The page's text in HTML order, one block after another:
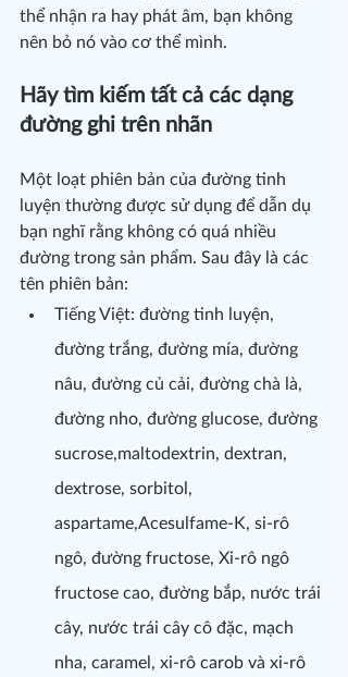
thể nhận ra hay phát âm, bạn không
nên bỏ nó vào cơ thể mình.
Hãy tìm kiếm tất cả các dạng
đường ghi trên nhãn
Một loạt phiên bản của đường tinh
luyện thường được sử dụng để dẫn dụ
bạn nghĩ rằng không có quá nhiều
đường trong sản phẩm. Sau đây là các
tên phiên bản:
Tiếng Việt: đường tinh luyện,
đường trắng, đường mía, đường
nâu, đường củ cải, đường chà là,
đường nho, đường glucose, đường
sucrose,maltodextrin, dextran,
dextrose, sorbitol,
aspartame,Acesulfame-K, si-rô
ngô, đường fructose, Xi-rô ngô
fructose cao, đường bắp, nước trái
cây, nước trái cây cô đặc, mạch
nha, caramel, xi-rô carob và xi-rô